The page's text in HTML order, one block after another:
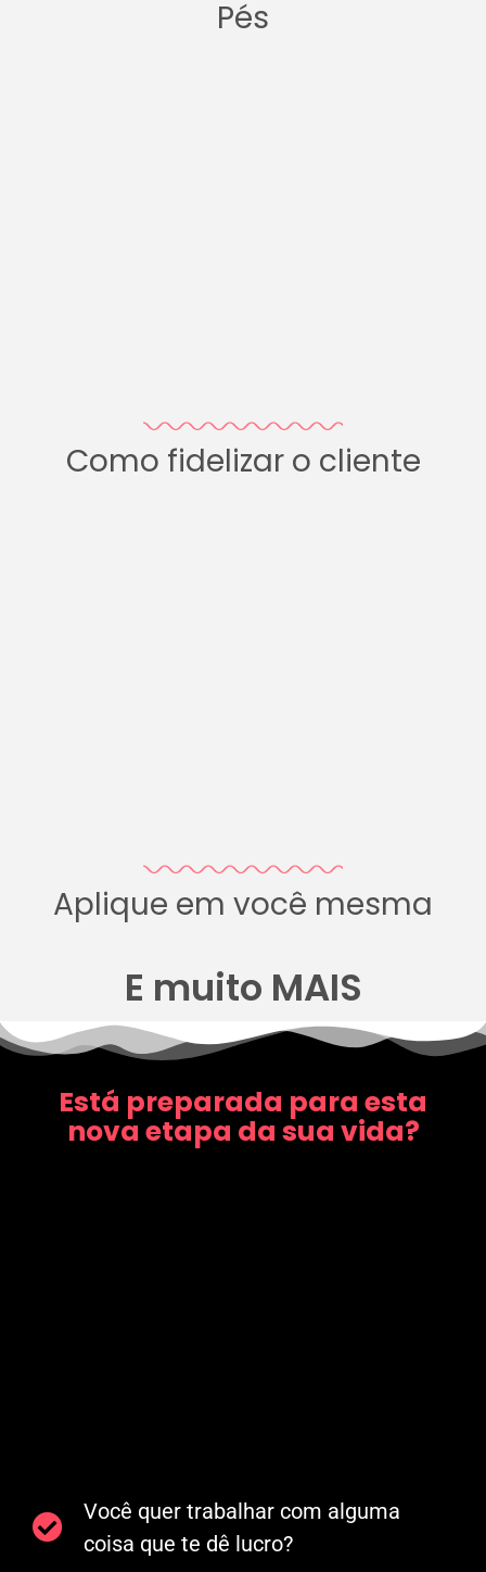
Pés
Como fidelizar o cliente
Aplique em você mesma
E muito MAIS
Está preparada para esta
nova etapa da sua vida?
Você quer trabalhar com alguma
coisa que te dê lucro?